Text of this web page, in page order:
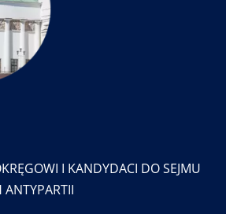
I KANDYDACI DO SEJMU
ANTYPARTII